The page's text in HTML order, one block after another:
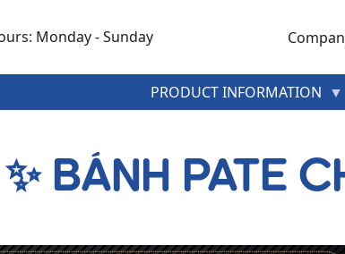
Monday - Sunday
MENU
TOP
PRODUCT INFORMATION
✨ BÁNH PATE